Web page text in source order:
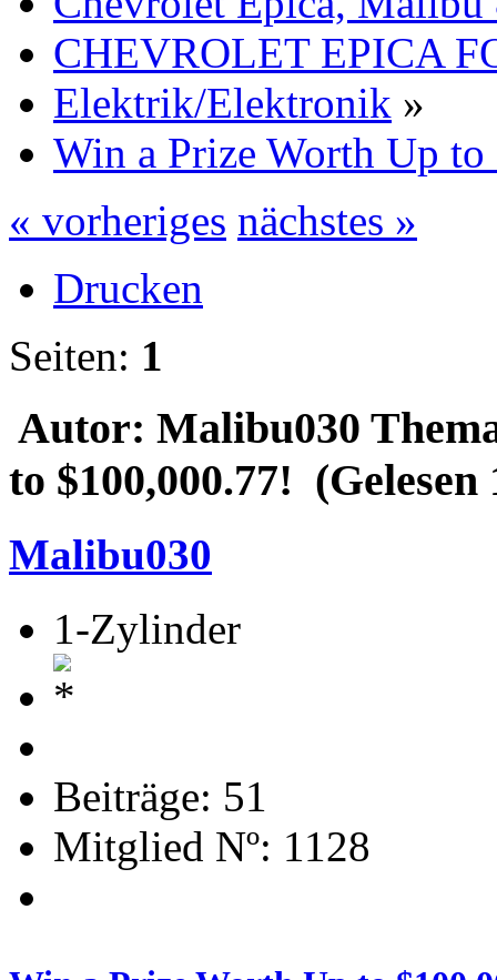
CHEVROLET EPICA
Elektrik/Elektronik »
Win a Prize Worth Up
« vorheriges nächstes »
Drucken
Seiten: 1
Autor: Malibu030
to $100,000.77! (Gelesen
Malibu030
1-Zylinder
Beiträge: 51
Mitglied Nº: 1128